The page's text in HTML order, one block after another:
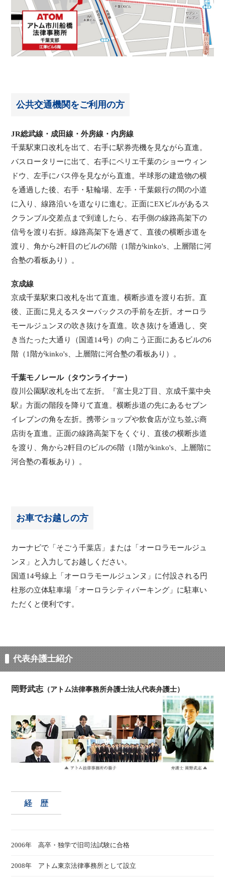
公共交通機関をご利用の方
JR総武線・成田線・外房線・内房線
千葉駅東口改札を出て、右手に駅券売機を見ながら直進。
バスロータリーに出て、右手にペリエ千葉のショーウィン
ドウ、左手にバス停を見ながら直進。半球形の建造物の横
を通過した後、右手・駐輪場、左手・千葉銀行の間の小道
に入り、線路沿いを道なりに進む。正面にEXビルがあるス
クランブル交差点まで到達したら、右手側の線路高架下の
信号を渡り右折。線路高架下を過ぎて、直後の横断歩道を
渡り、角から2軒目のビルの6階（1階がkinko's、上層階に河
合塾の看板あり）。
京成線
京成千葉駅東口改札を出て直進。横断歩道を渡り右折。直
後、正面に見えるスターバックスの手前を左折。オーロラ
モールジュンヌの吹き抜けを直進。吹き抜けを通過し、突
き当たった大通り（国道14号）の向こう正面にあるビルの6
階（1階がkinko's、上層階に河合塾の看板あり）。
千葉モノレール（タウンライナー）
葭川公園駅改札を出て左折。『富士見2丁目、京成千葉中央
駅』方面の階段を降りて直進。横断歩道の先にあるセブン
イレブンの角を左折。携帯ショップや飲食店が立ち並ぶ商
店街を直進。正面の線路高架下をくぐり、直後の横断歩道
を渡り、角から2軒目のビルの6階（1階がkinko's、上層階に
河合塾の看板あり）。
お車でお越しの方
カーナビで「そごう千葉店」または「オーロラモールジュ
ンヌ」と入力してお越しください。
国道14号線上「オーロラモールジュンヌ」に付設される円
柱形の立体駐車場「オーロラシティパーキング」に駐車い
ただくと便利です。
代表弁護士紹介
岡野武志 （アトム法律事務所弁護士法人代表弁護士）
経 歴
2006年 高卒・独学で旧司法試験に合格
2008年 アトム東京法律事務所として設立